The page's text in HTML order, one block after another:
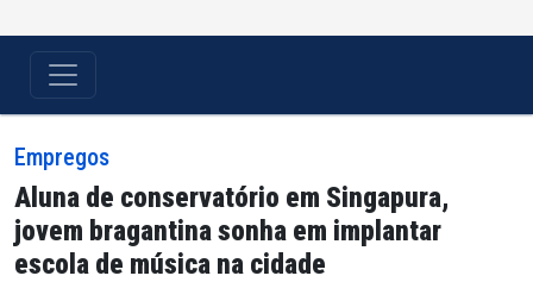
Empregos
Aluna de conservatório em Singapura,
jovem bragantina sonha em implantar
escola de música na cidade